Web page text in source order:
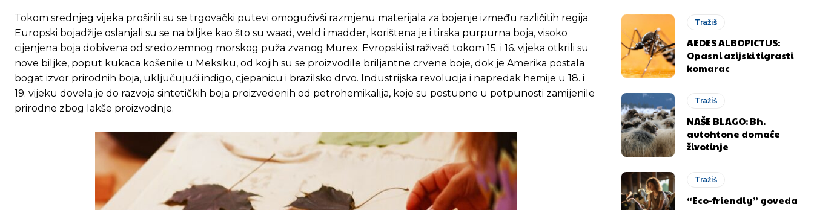
Tokom srednjeg vijeka proširili su se trgovački putevi omogućivši razmjenu materijala za bojenje između različitih regija.
Europski bojadžije oslanjali su se na biljke kao što su waad, weld i madder, korištena je i tirska purpurna boja, visoko
cijenjena boja dobivena od sredozemnog morskog puža zvanog Murex. Evropski istraživači tokom 15. i 16. vijeka otkrili su
nove biljke, poput kukaca košenile u Meksiku, od kojih su se proizvodile briljantne crvene boje, dok je Amerika postala
bogat izvor prirodnih boja, uključujući indigo, cjepanicu i brazilsko drvo. Industrijska revolucija i napredak hemije u 18. i
19. vijeku dovela je do razvoja sintetičkih boja proizvedenih od petrohemikalija, koje su postupno u potpunosti zamijenile
prirodne zbog lakše proizvodnje.
Tražiš
AEDES ALBOPICTUS:
Opasni azijski tigrasti
komarac
Tražiš
NAŠE BLAGO: Bh.
autohtone domaće
životinje
Tražiš
“Eco-friendly” goveda